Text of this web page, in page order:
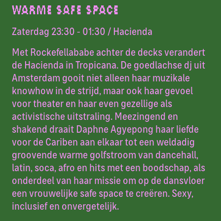
WARME SAFE SPACE
Zaterdag 23:30 - 01:30 / Hacienda
Met Rockefellababe achter de decks verandert
de Hacienda in Tropicana. De goedlachse dj uit
Amsterdam gooit niet alleen haar muzikale
knowhow in de strijd, maar ook haar gevoel
voor theater en haar even gezellige als
activistische uitstraling. Meezingend en
shakend draait Daphne Agyepong haar liefde
voor de Cariben aan elkaar tot een weldadig
groovende warme golfstroom van dancehall,
latin, soca, afro en hits met een boodschap, als
onderdeel van haar missie om op de dansvloer
een vrouwelijke safe space te creëren. Sexy,
inclusief en onvergetelijk.